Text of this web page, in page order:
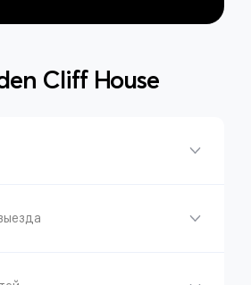
Cliff House